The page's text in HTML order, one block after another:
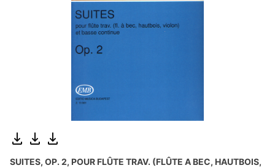
SUITES, OP. 2, POUR FLÛTE TRAV. (FLÛTE A BEC, HAUTBOIS,